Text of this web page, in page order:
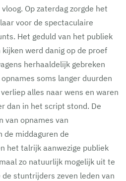
Op zaterdag zorgde het
voor de spectaculaire
Het geduld van het publiek
werd danig op de proef
herhaaldelijk gebreken
soms langer duurden
alles naar wens en waren
dan in het script stond. De
van opnames van
middaguren de
het talrijk aanwezige publiek
zo natuurlijk mogelijk uit te
stuntrijders zeven leden van